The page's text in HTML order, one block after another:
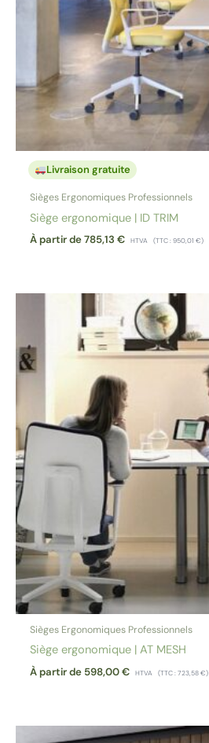
Livraison gratuite
Sièges Ergonomiques Professionnels
Siège ergonomique | ID TRIM
À partir de785,13 € HTVA (TTC :950,01 €)
Sièges Ergonomiques Professionnels
Siège ergonomique | AT MESH
À partir de 598,00€ HTVA (TTC :723,58€)